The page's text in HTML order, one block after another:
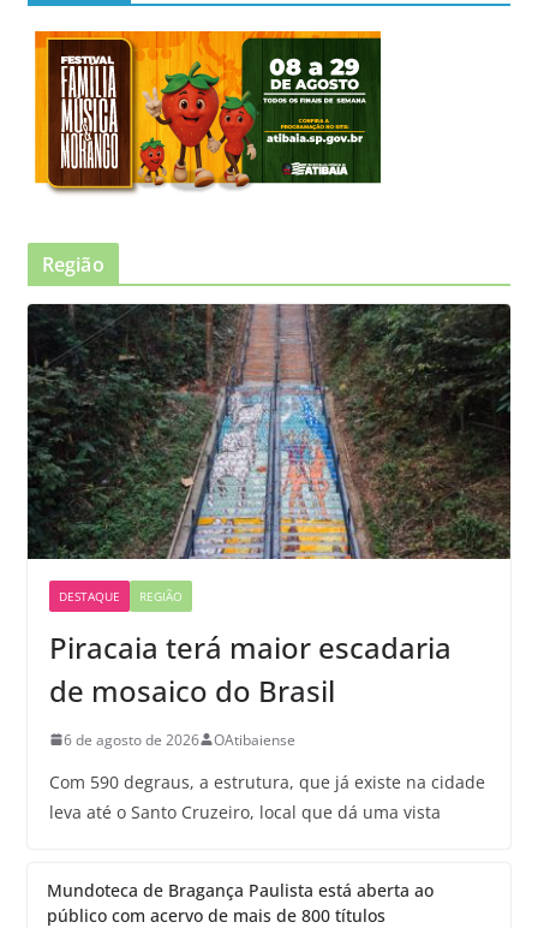
Região
DESTAQUE REGIÃO
Piracaia terá maior escadaria
de mosaico do Brasil
6 de agosto de 2026 OAtibaiense
Com 590 degraus, a estrutura, que já existe na cidade
leva até o Santo Cruzeiro, local que dá uma vista
Mundoteca de Bragança Paulista está aberta ao
público com acervo de mais de 800 títulos